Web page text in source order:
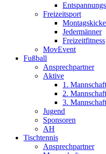
Freizeitsport
Jedermänner
Freizeitfitness
MovEvent
Fußball
Ansprechpartner
Aktive
1. Mannschaft
2. Mannschaft
3. Mannschaft
Jugend
Sponsoren
AH
Tischtennis
Ansprechpartner